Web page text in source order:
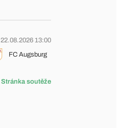
22.08.2026 13:00
FC Augsburg
Stránka soutěže